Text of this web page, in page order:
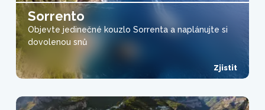
Sorrento
Objevte jedinečné kouzlo Sorrenta a naplánujte si
dovolenou snů
Zjistit